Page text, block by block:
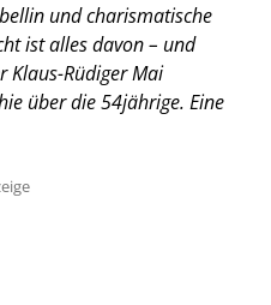
und charismatische
ist alles davon – und
Klaus-Rüdiger Mai
über die 54jährige. Eine